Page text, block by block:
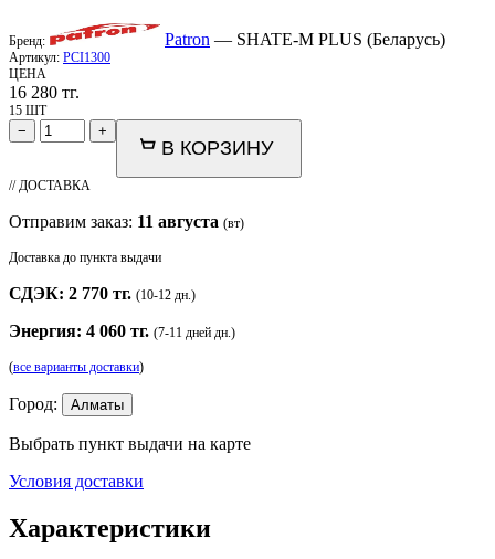
Бренд: Patron — SHATE-M PLUS (Беларусь)
Артикул: PCI1300
ЦЕНА
16 280 тг.
15 ШТ
− +
В КОРЗИНУ
// ДОСТАВКА
Отправим заказ: 11 августа (вт)
Доставка до пункта выдачи
СДЭК: 2 770 тг. (10-12 дн.)
Энергия: 4 060 тг. (7-11 дней дн.)
(все варианты доставки)
Город: Алматы
Выбрать пункт выдачи на карте
Условия доставки
Характеристики